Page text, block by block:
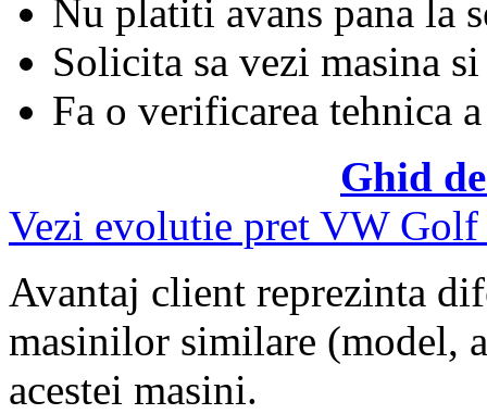
Nu platiti avans pana la
Solicita sa vezi masina si
Fa o verificarea tehnica
Ghid
Vezi evolutie pret VW Golf
Avantaj client reprezinta
masinilor similare (model,
acestei masini.